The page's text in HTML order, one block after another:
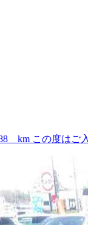
この度はご